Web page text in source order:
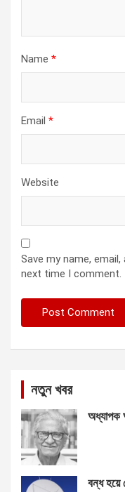
Name *
Email *
Website
Save my name,
next time I comment.
নতুন খবর
অধ্যাপক
বন্ধ হয়ে